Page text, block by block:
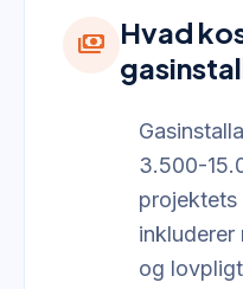
payments Hvad
3.500-
projektets
inkluderer
og